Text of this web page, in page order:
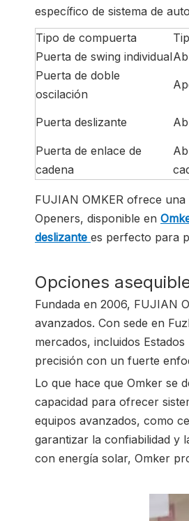
específico de sistema de
Tipo de compuerta
Puerta de swing individual
Puerta de doble
oscilación
Puerta deslizante
Puerta de enlace de
cadena
FUJIAN OMKER ofrece
Openers, disponible en
deslizante es perfecto para
Opciones
Fundada en 2006, FUJIAN
avanzados. Con sede en
mercados, incluidos
precisión con un fuerte
Lo que hace que Omker se
capacidad para ofrecer
equipos avanzados, como
garantizar la confiabilidad y
con energía solar, Omker